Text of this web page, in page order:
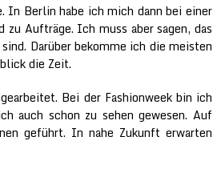
In Berlin habe ich mich dann bei einer
Aufträge. Ich muss aber sagen, das
Darüber bekomme ich die meisten
die Zeit.
Bei der Fashionweek bin ich
auch schon zu sehen gewesen. Auf
geführt. In nahe Zukunft erwarten